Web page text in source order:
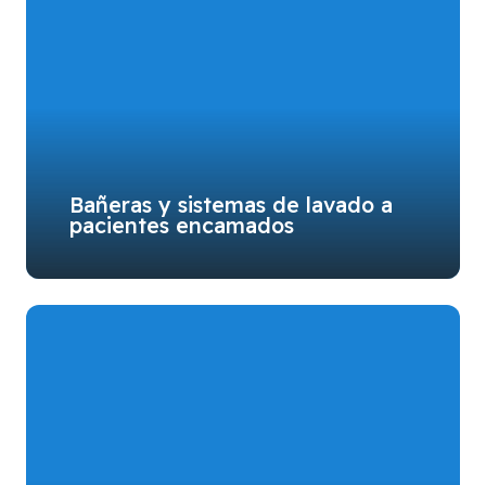
Bañeras y sistemas de lavado a
pacientes encamados